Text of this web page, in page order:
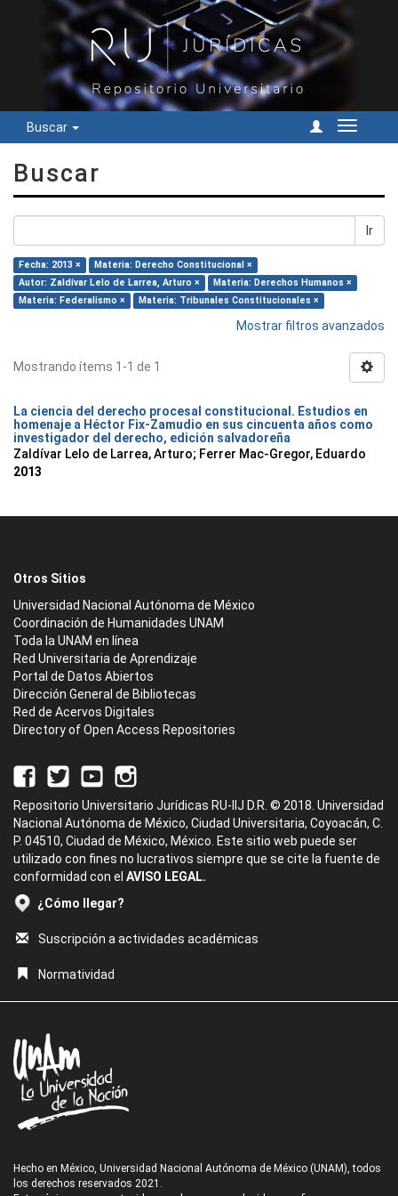
Buscar
Cambiar
Buscar
Ir
Fecha: 2013 ×
Materia: Derecho Constitucional ×
Autor: Zaldívar Lelo de Larrea, Arturo ×
Materia: Derechos Humanos ×
Materia: Federalismo ×
Materia: Tribunales Constitucionales ×
Mostrar filtros avanzados
Mostrando ítems 1-1 de 1
La ciencia del derecho procesal constitucional. Estudios en
homenaje a Héctor Fix-Zamudio en sus cincuenta años como
investigador del derecho, edición salvadoreña
Zaldívar Lelo de Larrea, Arturo; Ferrer Mac-Gregor, Eduardo
2013
Otros Sitios
Universidad Nacional Autónoma de México
Coordinación de Humanidades UNAM
Toda la UNAM en línea
Red Universitaria de Aprendizaje
Portal de Datos Abiertos
Dirección General de Bibliotecas
Red de Acervos Digitales
Directory of Open Access Repositories
Repositorio Universitario Jurídicas RU-IIJ D.R. © 2018. Universidad
Nacional Autónoma de México, Ciudad Universitaria, Coyoacán, C.
P. 04510, Ciudad de México, México. Este sitio web puede ser
utilizado con fines no lucrativos siempre que se cite la fuente de
conformidad con el AVISO LEGAL.
¿Cómo llegar?
Suscripción a actividades académicas
Normatividad
Hecho en México, Universidad Nacional Autónoma de México (UNAM), todos
los derechos reservados 2021.